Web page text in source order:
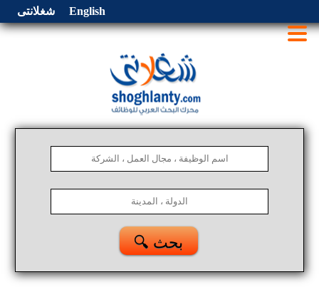
شغلانتى English
🔍 بحث